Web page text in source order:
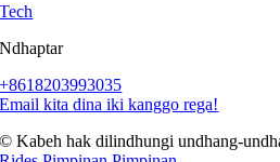
Tech
Ndhaptar
+8618203993035
Email kita dina iki kanggo rega!
© Kabeh hak dilindhungi undhang-